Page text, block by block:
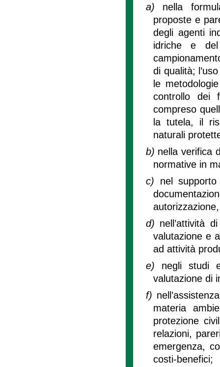
a) nella
proposte e
degli agenti
idriche e
di qualità;
le
controllo dei
compreso
la tutela, il
naturali
b) nella verifica
normative in
c) nel
d) nell’attività
valutazione e
ad attività
e) negli studi
valutazione di
f)
materia
protezione
relazioni,
emergenza,
costi-benefici;